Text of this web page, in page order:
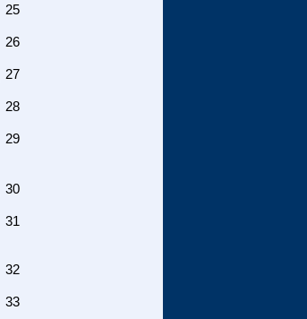
25
26
27
28
29
30
31
32
33